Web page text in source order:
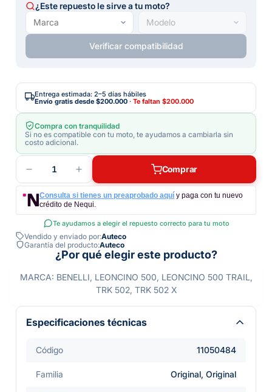
¿Este repuesto le sirve a tu moto?
Verificar compatibilidad
Entrega estimada: 2–5 días hábiles
Envío gratis desde $200.000 · Te faltan $200.000
Compra con tranquilidad
Si no es compatible con tu moto, te ayudamos a cambiarla sin
costo adicional.
1 Comprar
Consulta si tienes un preaprobado aquí y paga con tu nuevo
crédito de Nequi.
Te ayudamos a elegir el repuesto correcto para tu moto
Vendido y enviado por:Auteco
Garantía del producto:Auteco
¿Por qué elegir este producto?
MARCA: BENELLI, LEONCINO 500, LEONCINO 500 TRAIL,
TRK 502, TRK 502 X
Especificaciones técnicas
Código 11050484
Familia Original, Original